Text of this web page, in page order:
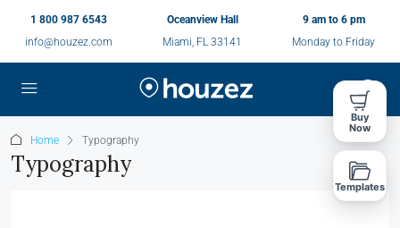
1 800 987 6543
info@houzez.com
Oceanview Hall
Miami, FL 33141
9 am to 6 pm
Monday to Friday
Home Typography
Typography
Buy
Now
Templates